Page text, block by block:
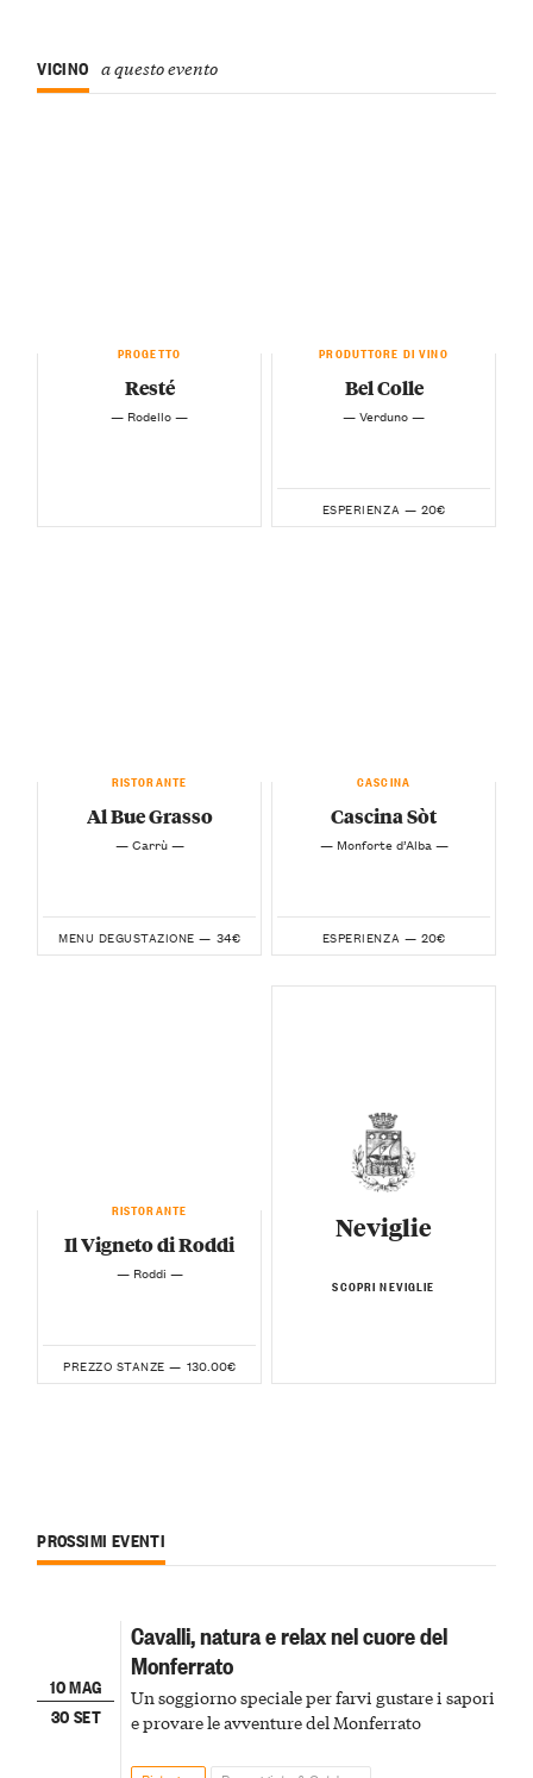
VICINO a questo evento
PROGETTO
Resté
— Rodello —
PRODUTTORE DI VINO
Bel Colle
— Verduno —
ESPERIENZA — 20€
RISTORANTE
Al Bue Grasso
— Carrù —
MENU DEGUSTAZIONE — 34€
CASCINA
Cascina Sòt
— Monforte d’Alba —
ESPERIENZA — 20€
RISTORANTE
Il Vigneto di Roddi
— Roddi —
PREZZO STANZE — 130.00€
Neviglie
SCOPRI NEVIGLIE
PROSSIMI EVENTI
10 MAG
30 SET
Cavalli, natura e relax nel cuore del
Monferrato
Un soggiorno speciale per farvi gustare i sapori
e provare le avventure del Monferrato